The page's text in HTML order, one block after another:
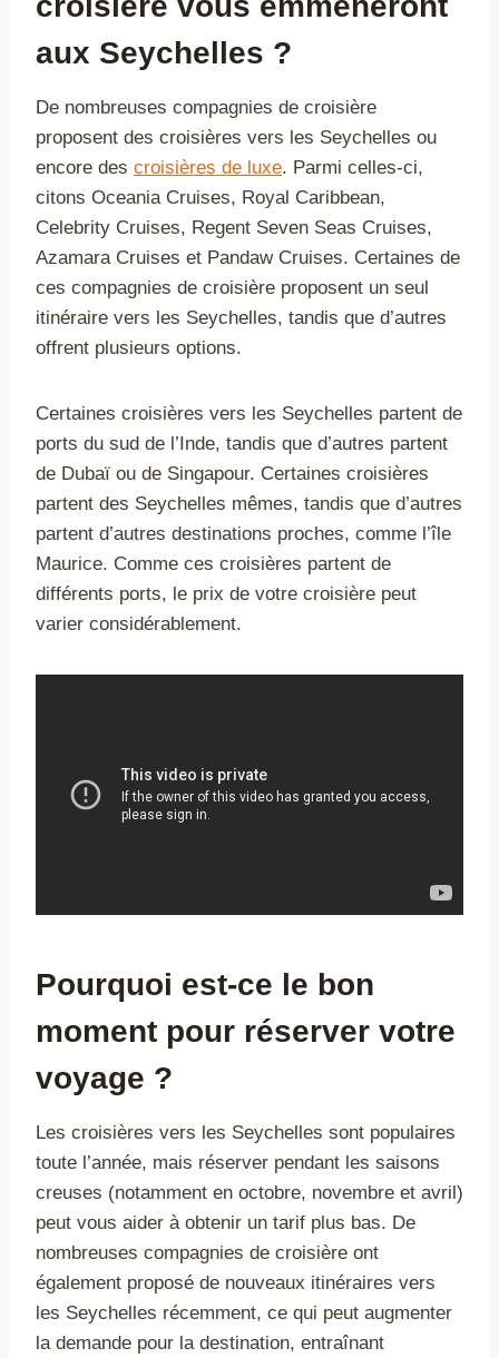
aux Seychelles ?
De nombreuses compagnies de croisière
proposent des croisières vers les Seychelles ou
encore des croisières de luxe. Parmi celles-ci,
citons Oceania Cruises, Royal Caribbean,
Celebrity Cruises, Regent Seven Seas Cruises,
Azamara Cruises et Pandaw Cruises. Certaines de
ces compagnies de croisière proposent un seul
itinéraire vers les Seychelles, tandis que d’autres
offrent plusieurs options.
Certaines croisières vers les Seychelles partent de
ports du sud de l’Inde, tandis que d’autres partent
de Dubaï ou de Singapour. Certaines croisières
partent des Seychelles mêmes, tandis que d’autres
partent d’autres destinations proches, comme l’île
Maurice. Comme ces croisières partent de
différents ports, le prix de votre croisière peut
varier considérablement.
Pourquoi est-ce le bon
moment pour réserver votre
voyage ?
Les croisières vers les Seychelles sont populaires
toute l’année, mais réserver pendant les saisons
creuses (notamment en octobre, novembre et avril)
peut vous aider à obtenir un tarif plus bas. De
nombreuses compagnies de croisière ont
également proposé de nouveaux itinéraires vers
les Seychelles récemment, ce qui peut augmenter
la demande pour la destination, entraînant